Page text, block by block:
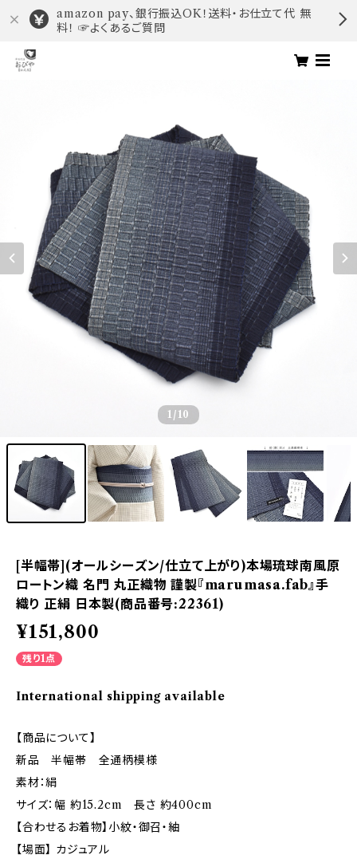
amazon pay、銀行振込OK！送料・お仕立て代 無
料！ ☞よくあるご質問
1 /10
[半幅帯](オールシーズン/仕立て上がり)本場琉球南風原
ロートン織 名門 丸正織物 謹製『marumasa.fab』手
織り 正絹 日本製(商品番号:22361)
¥151,800
残り1点
International shipping available
【商品について】
新品 半幅帯 全通柄模様
素材：絹
サイズ：幅 約15.2cm 長さ 約400cm
【合わせるお着物】小紋・御召・紬
【場面】 カジュアル